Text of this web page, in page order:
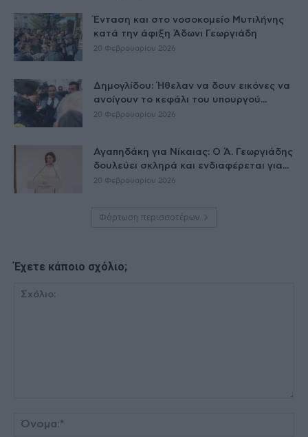
Ένταση και στο νοσοκομείο Μυτιλήνης
κατά την άφιξη Άδωνι Γεωργιάδη
20 Φεβρουαρίου 2026
Δημογλίδου: Ήθελαν να δουν εικόνες να
ανοίγουν το κεφάλι του υπουργού...
20 Φεβρουαρίου 2026
Αγαπηδάκη για Νίκαιας: Ο Ά. Γεωργιάδης
δουλεύει σκληρά και ενδιαφέρεται για...
20 Φεβρουαρίου 2026
Φόρτωση περισσοτέρων
Έχετε κάποιο σχόλιο;